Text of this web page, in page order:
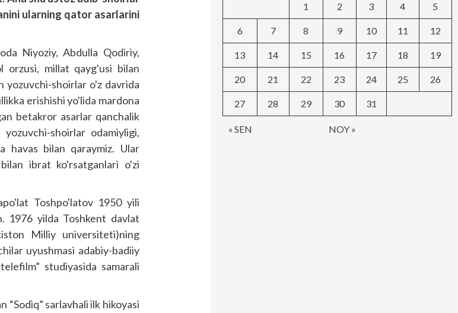
ularning qator asarlarini
Niyoziy, Abdulla Qodiriy,
orzusi, millat qayg'usi bilan
yozuvchi-shoirlar o'z davrida
erishishi yo'lida mardona
betakror asarlar qanchalik
shoirlar odamiyligi,
havas bilan qaraymiz. Ular
ibrat ko'rsatganlari o'zi
Toshpo'latov 1950 yili
1976 yilda Toshkent davlat
Milliy universiteti)ning
uyushmasi adabiy-badiiy
studiyasida samarali
“Sodiq” sarlavhali ilk hikoyasi
« SEN NOY »
1 2 3 4 5
6 7 8 9 10 11 12
13 14 15 16 17 18 19
20 21 22 23 24 25 26
27 28 29 30 31